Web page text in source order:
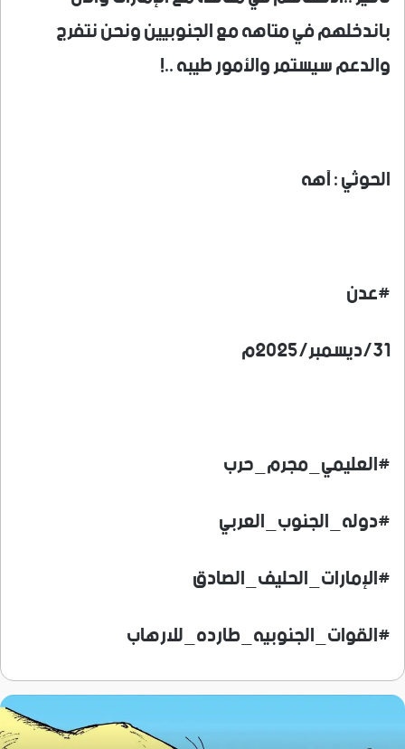
باندخلهم في متاهه مع الجنوبيين ونحن نتفرج
والدعم سيستمر والأمور طيبه ..!
الحوثي : آهه
#عدن
31/ديسمبر/2025م
#العليمي_مجرم_حرب
#دوله_الجنوب_العربي
#الإمارات_الحليف_الصادق
#القوات_الجنوبيه_طارده_للارهاب